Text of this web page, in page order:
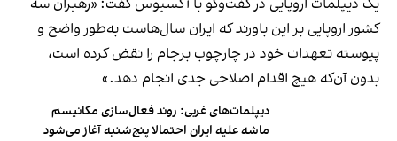
یک دیپلمات اروپایی در گفت‌وگو با آکسیوس گفت: «رهبران سه
کشور اروپایی بر این باورند که ایران سال‌هاست به‌طور واضح و
پیوسته تعهدات خود در چارچوب برجام را نقض کرده است،
بدون آن‌که هیچ اقدام اصلاحی جدی انجام دهد.»
دیپلمات‌های غربی: روند فعال‌سازی مکانیسم
ماشه علیه ایران احتمالا پنج‌شنبه آغاز می‌شود